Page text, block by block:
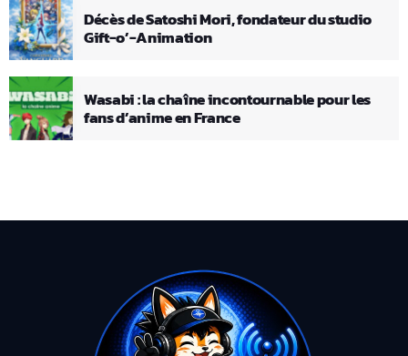
Décès de Satoshi Mori, fondateur du studio
Gift-o’-Animation
Wasabi : la chaîne incontournable pour les
fans d’anime en France